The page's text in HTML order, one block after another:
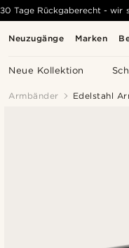
Neuzugänge Marken
Neue Kollektion
30 Tage Rückgaberecht - wir
Armbänder Edelstahl